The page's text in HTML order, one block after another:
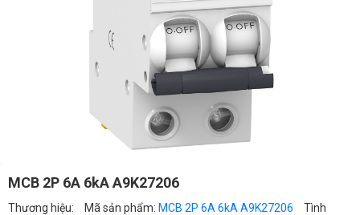
MCB 2P 6A 6kA A9K27206
Thương hiệu: Mã sản phẩm: MCB 2P 6A 6kA A9K27206
Tình